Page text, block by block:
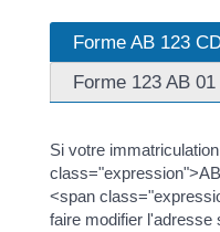
Forme AB 123
Forme 123 AB 01
Si votre
<span
faire modifier l'adresse